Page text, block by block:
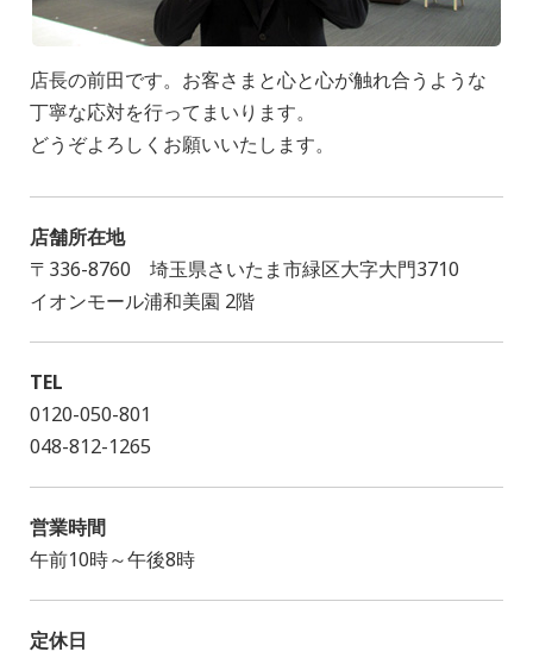
店長の前田です。お客さまと心と心が触れ合うような
丁寧な応対を行ってまいります。
どうぞよろしくお願いいたします。
店舗所在地
〒336-8760 埼玉県さいたま市緑区大字大門3710
イオンモール浦和美園 2階
TEL
0120-050-801
048-812-1265
営業時間
午前10時～午後8時
定休日